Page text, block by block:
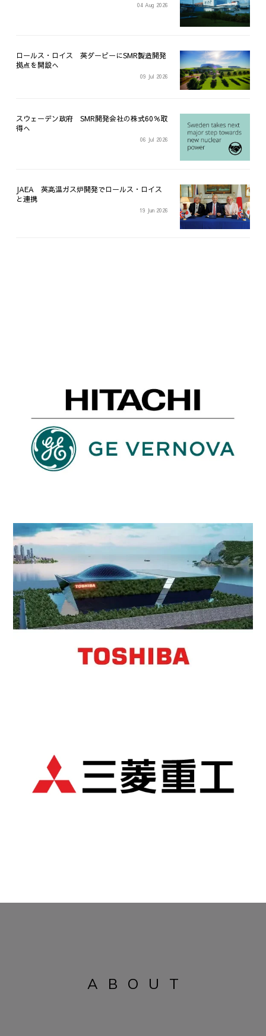
04 Aug 2026
ロールス・ロイス 英ダービーにSMR製造開発
拠点を開設へ
09 Jul 2026
スウェーデン政府 SMR開発会社の株式60％取
得へ
06 Jul 2026
JAEA 英高温ガス炉開発でロールス・ロイス
と連携
19 Jun 2026
ABOUT